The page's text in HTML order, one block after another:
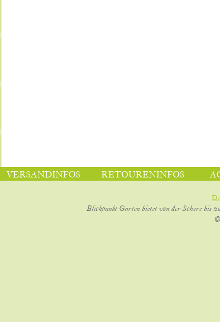
VERSANDINFOS RETOURENINFOS
Blickpunkt Garten bietet von der Schere bis